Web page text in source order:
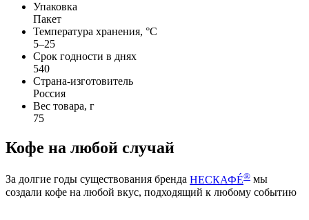
Упаковка
Пакет
Температура хранения, °C
5–25
Срок годности в днях
540
Страна-изготовитель
Россия
Вес товара, г
75
Кофе на любой случай
За долгие годы существования бренда НЕСКАФÉ® мы
создали кофе на любой вкус, подходящий к любому событию